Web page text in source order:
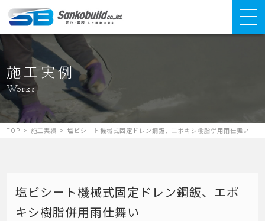
施工実例
Works
TOP > 施工実績 > 塩ビシート機械式固定ドレン鋼鈑、エポキシ樹脂併用雨仕舞い
塩ビシート機械式固定ドレン鋼鈑、エポ
キシ樹脂併用雨仕舞い